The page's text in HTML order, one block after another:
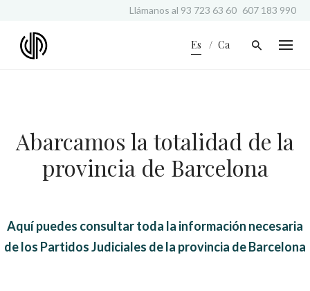
Llámanos al 93 723 63 60 607 183 990
Es Ca
Abarcamos la totalidad de la
provincia de Barcelona
Aquí puedes consultar toda la información necesaria
de los Partidos Judiciales de la provincia de Barcelona